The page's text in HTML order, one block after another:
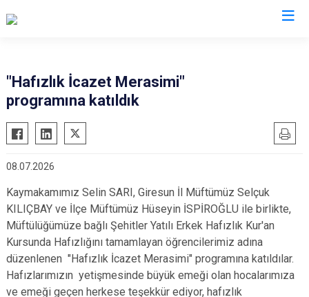
Alucra
Bulancak
Çanakçı
Dereli
Doğankent
Espiye
Eynesil
Şebinkarahisar
Tirebolu
Yağlıdere
"Hafızlık İcazet Merasimi"
programına katıldık
08.07.2026
Kaymakamımız Selin SARI, Giresun İl Müftümüz Selçuk
KILIÇBAY ve İlçe Müftümüz Hüseyin İSPİROĞLU ile birlikte,
Müftülüğümüze bağlı Şehitler Yatılı Erkek Hafızlık Kur'an
Kursunda Hafızlığını tamamlayan öğrencilerimiz adına
düzenlenen "Hafızlık İcazet Merasimi" programına katıldılar.
Hafızlarımızın yetişmesinde büyük emeği olan hocalarımıza
ve emeği geçen herkese teşekkür ediyor, hafızlık